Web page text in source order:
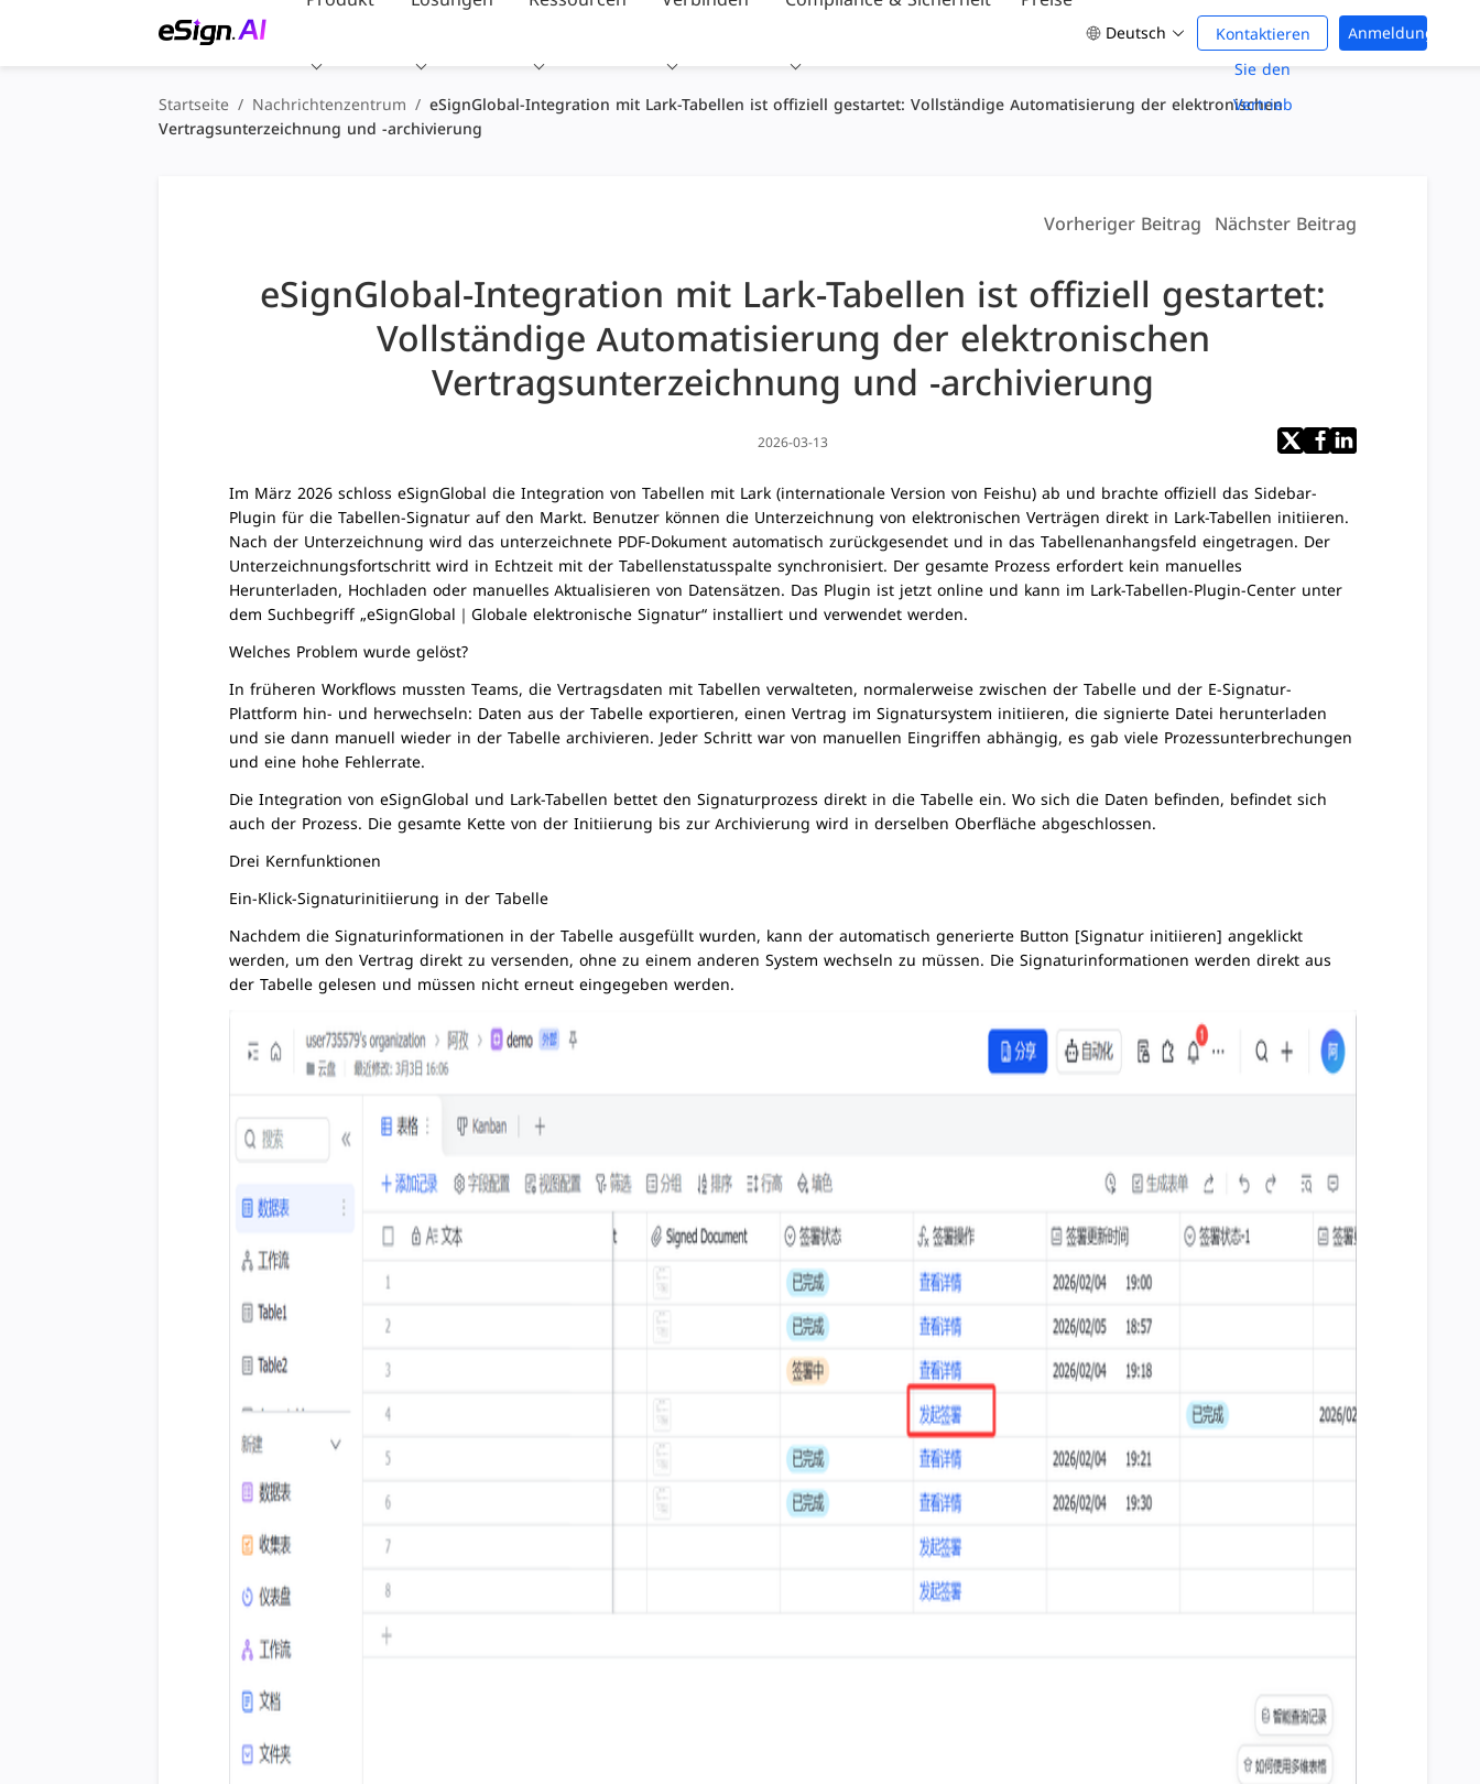
Deutsch
Kontaktieren
Sie den
Vertrieb
Anmeldung
Startseite / Nachrichtenzentrum / eSignGlobal-Integration mit Lark-Tabellen ist offiziell gestartet: Vollständige Automatisierung der elektronischen
Vertragsunterzeichnung und -archivierung
Vorheriger Beitrag Nächster Beitrag
eSignGlobal-Integration mit Lark-Tabellen ist offiziell gestartet:
Vollständige Automatisierung der elektronischen
Vertragsunterzeichnung und -archivierung
2026-03-13
Im März 2026 schloss eSignGlobal die Integration von Tabellen mit Lark (internationale Version von Feishu) ab und brachte offiziell das Sidebar-
Plugin für die Tabellen-Signatur auf den Markt. Benutzer können die Unterzeichnung von elektronischen Verträgen direkt in Lark-Tabellen initiieren.
Nach der Unterzeichnung wird das unterzeichnete PDF-Dokument automatisch zurückgesendet und in das Tabellenanhangsfeld eingetragen. Der
Unterzeichnungsfortschritt wird in Echtzeit mit der Tabellenstatusspalte synchronisiert. Der gesamte Prozess erfordert kein manuelles
Herunterladen, Hochladen oder manuelles Aktualisieren von Datensätzen. Das Plugin ist jetzt online und kann im Lark-Tabellen-Plugin-Center unter
dem Suchbegriff „eSignGlobal｜Globale elektronische Signatur“ installiert und verwendet werden.
Welches Problem wurde gelöst?
In früheren Workflows mussten Teams, die Vertragsdaten mit Tabellen verwalteten, normalerweise zwischen der Tabelle und der E-Signatur-
Plattform hin- und herwechseln: Daten aus der Tabelle exportieren, einen Vertrag im Signatursystem initiieren, die signierte Datei herunterladen
und sie dann manuell wieder in der Tabelle archivieren. Jeder Schritt war von manuellen Eingriffen abhängig, es gab viele Prozessunterbrechungen
und eine hohe Fehlerrate.
Die Integration von eSignGlobal und Lark-Tabellen bettet den Signaturprozess direkt in die Tabelle ein. Wo sich die Daten befinden, befindet sich
auch der Prozess. Die gesamte Kette von der Initiierung bis zur Archivierung wird in derselben Oberfläche abgeschlossen.
Drei Kernfunktionen
Ein-Klick-Signaturinitiierung in der Tabelle
Nachdem die Signaturinformationen in der Tabelle ausgefüllt wurden, kann der automatisch generierte Button [Signatur initiieren] angeklickt
werden, um den Vertrag direkt zu versenden, ohne zu einem anderen System wechseln zu müssen. Die Signaturinformationen werden direkt aus
der Tabelle gelesen und müssen nicht erneut eingegeben werden.